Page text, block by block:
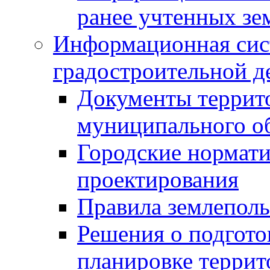
ранее учтенных
Информационная
градостроительной
Документы
муниципального
Городские
проектирования
Правила
Решения о
планировке